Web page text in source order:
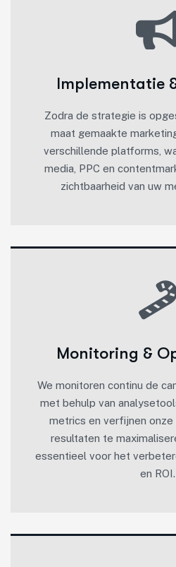
Implementatie
Zodra de strategie is
maat gemaakte
verschillende platforms,
media, PPC en
zichtbaarheid van uw
Monitoring &
We monitoren continu de
met behulp van
metrics en verfijnen
resultaten te
essentieel voor het
en ROI.